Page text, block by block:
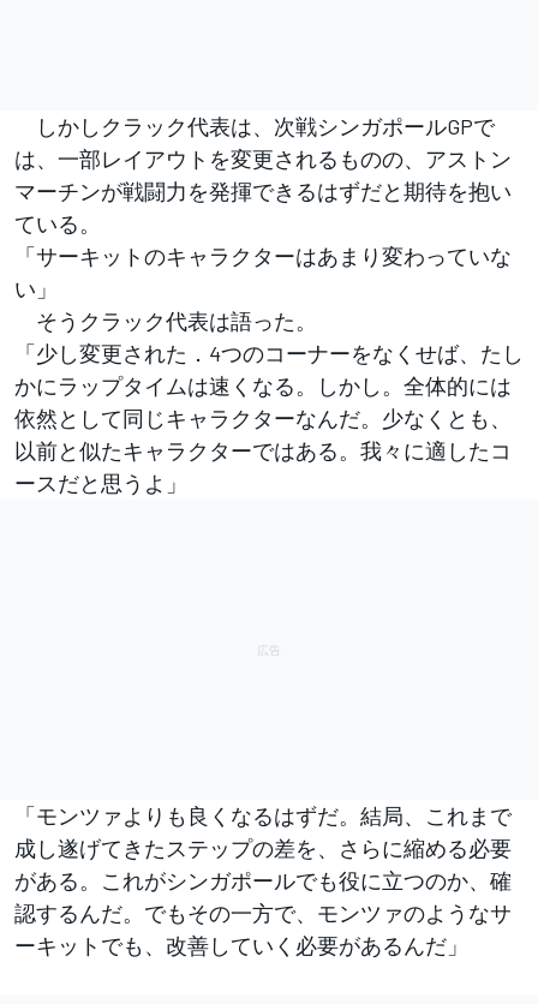
しかしクラック代表は、次戦シンガポールGPで
は、一部レイアウトを変更されるものの、アストン
マーチンが戦闘力を発揮できるはずだと期待を抱い
ている。
「サーキットのキャラクターはあまり変わっていな
い」
そうクラック代表は語った。
「少し変更された．4つのコーナーをなくせば、たし
かにラップタイムは速くなる。しかし。全体的には
依然として同じキャラクターなんだ。少なくとも、
以前と似たキャラクターではある。我々に適したコ
ースだと思うよ」
「モンツァよりも良くなるはずだ。結局、これまで
成し遂げてきたステップの差を、さらに縮める必要
がある。これがシンガポールでも役に立つのか、確
認するんだ。でもその一方で、モンツァのようなサ
ーキットでも、改善していく必要があるんだ」